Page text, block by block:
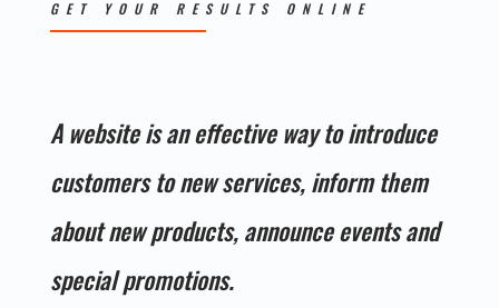
GET YOUR RESULTS ONLINE
A website is an effective way to introduce
customers to new services, inform them
about new products, announce events and
special promotions.